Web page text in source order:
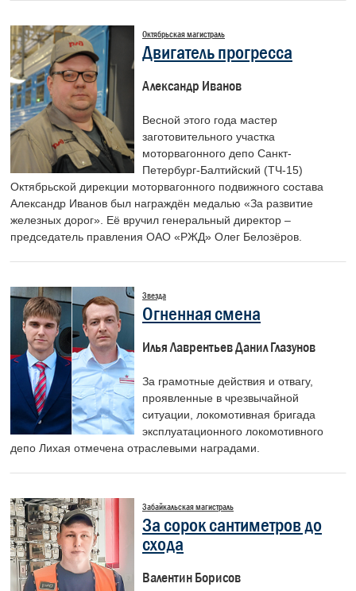
Октябрьская магистраль
Двигатель прогресса
Александр Иванов
Весной этого года мастер
заготовительного участка
моторвагонного депо Санкт-
Петербург-Балтийский (ТЧ-15)
Октябрьской дирекции моторвагонного подвижного состава
Александр Иванов был награждён медалью «За развитие
железных дорог». Её вручил генеральный директор –
председатель правления ОАО «РЖД» Олег Белозёров.
Звезда
Огненная смена
Илья Лаврентьев Данил Глазунов
За грамотные действия и отвагу,
проявленные в чрезвычайной
ситуации, локомотивная бригада
эксплуатационного локомотивного
депо Лихая отмечена отраслевыми наградами.
Забайкальская магистраль
За сорок сантиметров до
схода
Валентин Борисов